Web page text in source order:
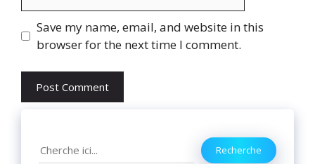
Website
Save my name, email, and website in this
browser for the next time I comment.
Search Recherche